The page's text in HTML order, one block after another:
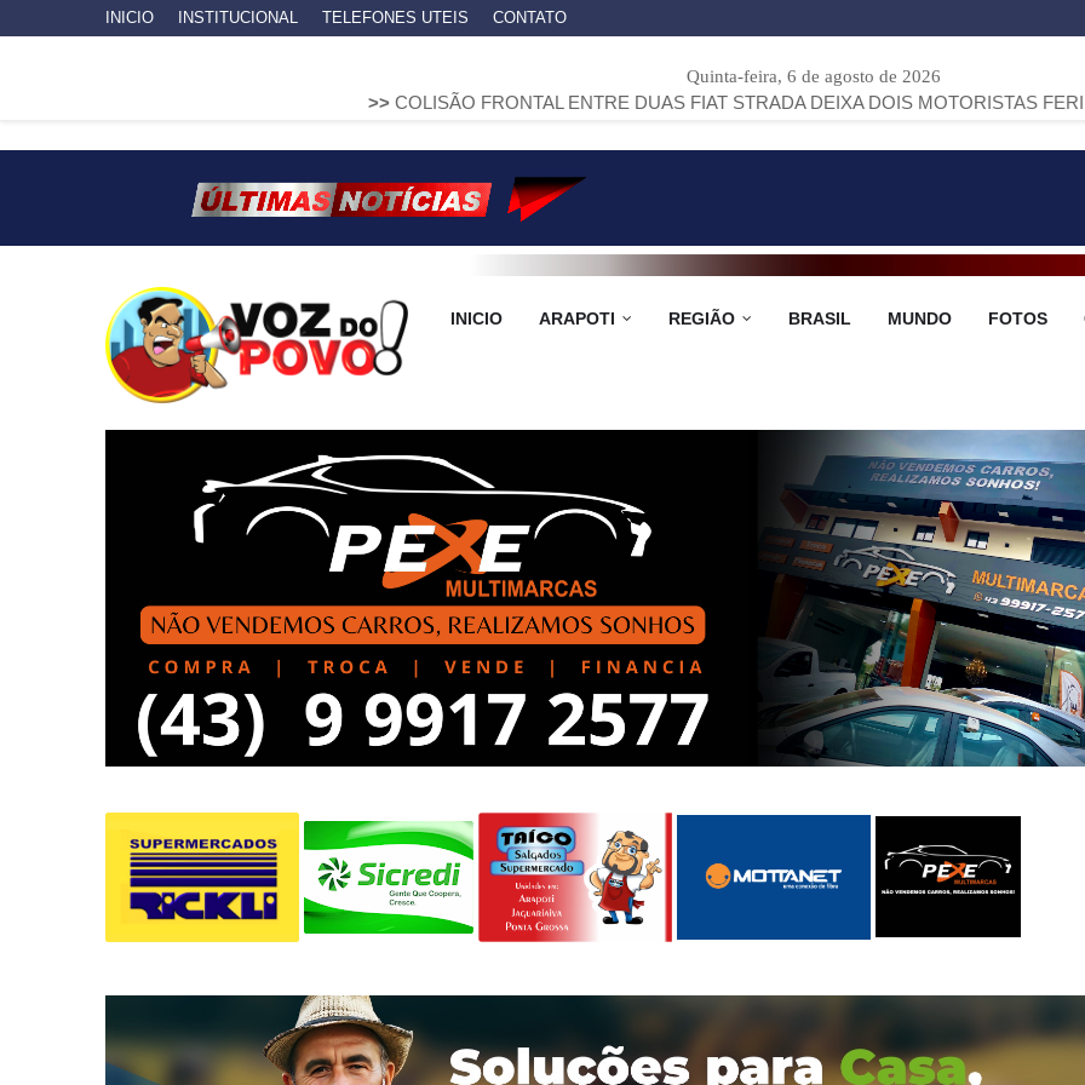
INICIO INSTITUCIONAL TELEFONES UTEIS CONTATO
Quinta-feira, 6 de agosto de 2026
COLISÃO FRONTAL ENTRE DUAS FIAT STRADA DEIXA DOIS MOTORISTAS FERIDOS NA PR-
INICIO ARAPOTI REGIÃO BRASIL MUNDO FOTOS